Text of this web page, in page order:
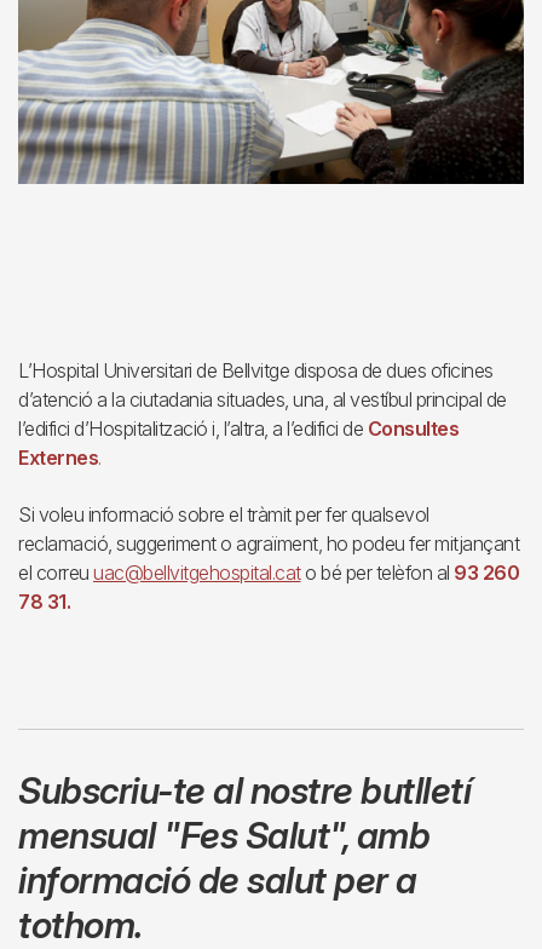
L’Hospital Universitari de Bellvitge disposa de dues oficines
d’atenció a la ciutadania situades, una, al vestíbul principal de
l’edifici d’Hospitalització i, l’altra, a l’edifici de Consultes
Externes.
Si voleu informació sobre el tràmit per fer qualsevol
reclamació, suggeriment o agraïment, ho podeu fer mitjançant
el correu uac@bellvitgehospital.cato bé per telèfon al 93 260
78 31.
Subscriu-te al nostre butlletí
mensual "Fes Salut",amb
informació de salut per a
tothom.